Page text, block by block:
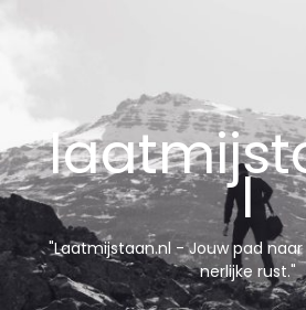
l
"Laatmijstaan.nl - Jouw pad
nerlijke rust."